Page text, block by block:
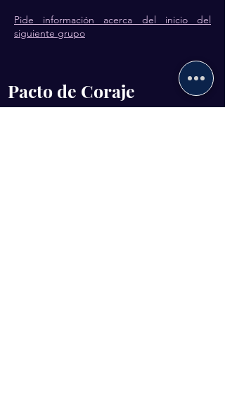
Pide información acerca del inicio del
siguiente grupo
Pacto de Coraje